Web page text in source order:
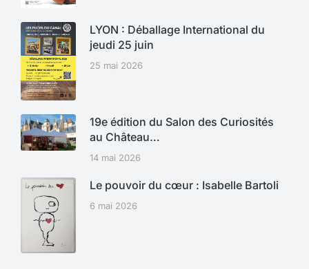
LYON : Déballage International du
jeudi 25 juin
25 mai 2026
19e édition du Salon des Curiosités
au Château…
14 mai 2026
Le pouvoir du cœur : Isabelle Bartoli
6 mai 2026